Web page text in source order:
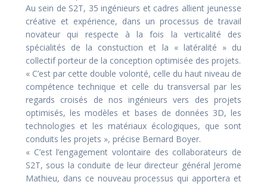
Au sein de S2T, 35 ingénieurs et cadres allient jeunesse
créative et expérience, dans un processus de travail
novateur qui respecte à la fois la verticalité des
spécialités de la constuction et la « latéralité » du
collectif porteur de la conception optimisée des projets.
« C’est par cette double volonté, celle du haut niveau de
compétence technique et celle du transversal par les
regards croisés de nos ingénieurs vers des projets
optimisés, les modèles et bases de données 3D, les
technologies et les matériaux écologiques, que sont
conduits les projets », précise Bernard Boyer.
« C’est l’engagement volontaire des collaborateurs de
S2T, sous la conduite de leur directeur général Jerome
Mathieu, dans ce nouveau processus qui apportera et